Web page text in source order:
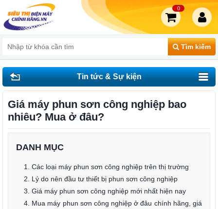
Tìm kiếm
0
Tin tức & Sự kiện
Giá máy phun sơn công nghiệp bao
nhiêu? Mua ở đâu?
DANH MỤC
1. Các loại máy phun sơn công nghiệp trên thị trường
2. Lý do nên đầu tư thiết bị phun sơn công nghiệp
3. Giá máy phun sơn công nghiệp mới nhất hiện nay
4. Mua máy phun sơn công nghiệp ở đâu chính hãng, giá